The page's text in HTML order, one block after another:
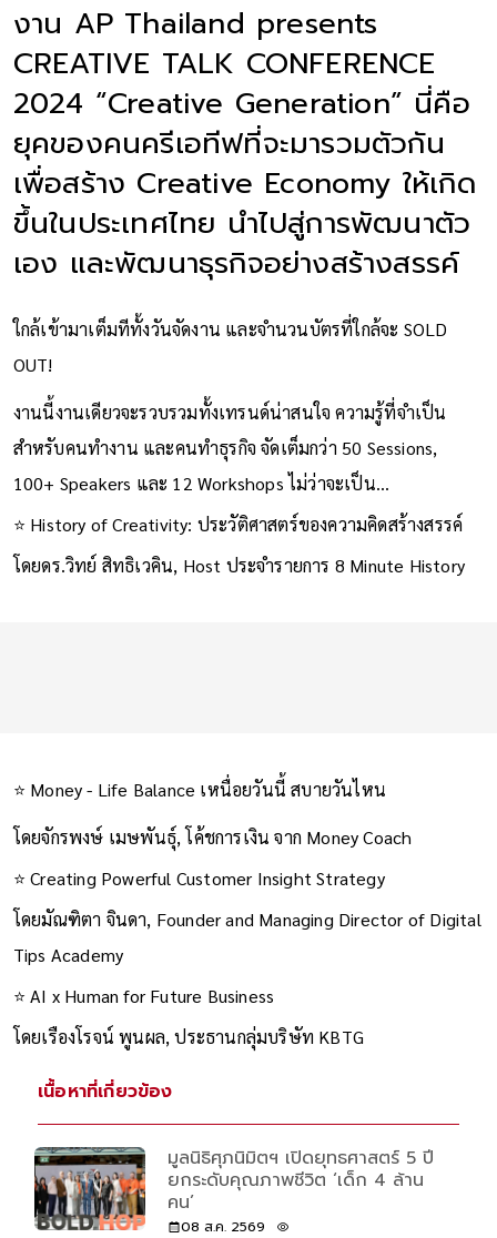
งาน AP Thailand presents
CREATIVE TALK CONFERENCE
2024 “Creative Generation” นี่คือ
ยุคของคนครีเอทีฟที่จะมารวมตัวกัน
เพื่อสร้าง Creative Economy ให้เกิด
ขึ้นในประเทศไทย นำไปสู่การพัฒนาตัว
เอง และพัฒนาธุรกิจอย่างสร้างสรรค์
ใกล้เข้ามาเต็มทีทั้งวันจัดงาน และจำนวนบัตรที่ใกล้จะ SOLD
OUT!
งานนี้งานเดียวจะรวบรวมทั้งเทรนด์น่าสนใจ ความรู้ที่จำเป็น
สำหรับคนทำงาน และคนทำธุรกิจ จัดเต็มกว่า 50 Sessions,
100+ Speakers และ 12 Workshops ไม่ว่าจะเป็น…
⭐ History of Creativity: ประวัติศาสตร์ของความคิดสร้างสรรค์
โดยดร.วิทย์ สิทธิเวคิน, Host ประจำรายการ 8 Minute History
⭐ Money - Life Balance เหนื่อยวันนี้ สบายวันไหน
โดยจักรพงษ์ เมษพันธุ์, โค้ชการเงิน จาก Money Coach
⭐ Creating Powerful Customer Insight Strategy
โดยมัณฑิตา จินดา, Founder and Managing Director of Digital
Tips Academy
⭐ AI x Human for Future Business
โดยเรืองโรจน์ พูนผล, ประธานกลุ่มบริษัท KBTG
เนื้อหาที่เกี่ยวข้อง
มูลนิธิศุภนิมิตฯ เปิดยุทธศาสตร์ 5 ปี
ยกระดับคุณภาพชีวิต ‘เด็ก 4 ล้าน
คน’
08 ส.ค. 2569